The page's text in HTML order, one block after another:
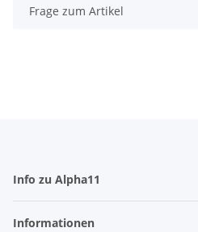
Frage zum Artikel
Info zu Alpha11
Informationen